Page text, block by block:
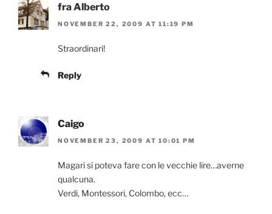
fra Alberto
NOVEMBER 22, 2009 AT 11:19 PM
Straordinari!
Reply
Caigo
NOVEMBER 23, 2009 AT 10:01 PM
Magari si poteva fare con le vecchie lire…averne
qualcuna.
Verdi, Montessori, Colombo, ecc…